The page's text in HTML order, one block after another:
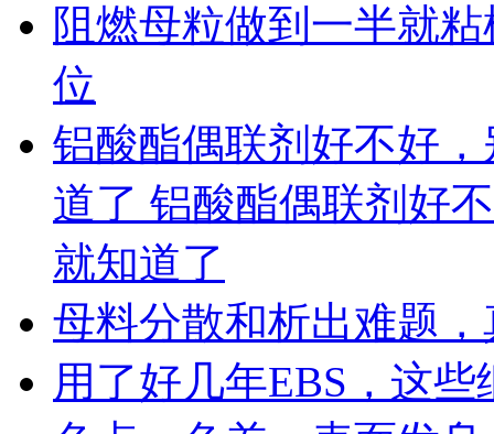
阻燃母粒做到一半就
位
铝酸酯偶联剂好不好
道了 铝酸酯偶联剂好
就知道了
母料分散和析出难题
用了好几年EBS，这